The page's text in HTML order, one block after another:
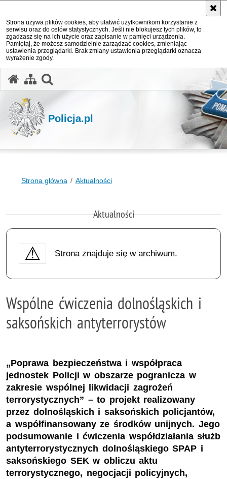
Strona używa plików cookies, aby ułatwić użytkownikom korzystanie z
serwisu oraz do celów statystycznych. Jeśli nie blokujesz tych plików, to
zgadzasz się na ich użycie oraz zapisanie w pamięci urządzenia.
Pamiętaj, że możesz samodzielnie zarządzać cookies, zmieniając
ustawienia przeglądarki. Brak zmiany ustawienia przeglądarki oznacza
wyrażenie zgody.
Policja.pl
Strona główna Aktualności
Aktualności
Strona znajduje się w archiwum.
Wspólne ćwiczenia dolnośląskich i
saksońskich antyterrorystów
„Poprawa bezpieczeństwa i współpraca
jednostek Policji w obszarze pogranicza w
zakresie wspólnej likwidacji zagrożeń
terrorystycznych” – to projekt realizowany
przez dolnośląskich i saksońskich policjantów,
a współfinansowany ze środków unijnych. Jego
podsumowanie i ćwiczenia współdziałania służb
antyterrorystycznych dolnośląskiego SPAP i
saksońskiego SEK w obliczu aktu
terrorystycznego, negocjacji policyjnych,